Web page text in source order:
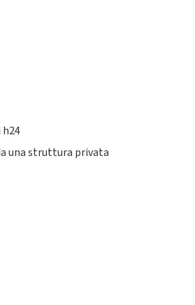
h24
una struttura privata